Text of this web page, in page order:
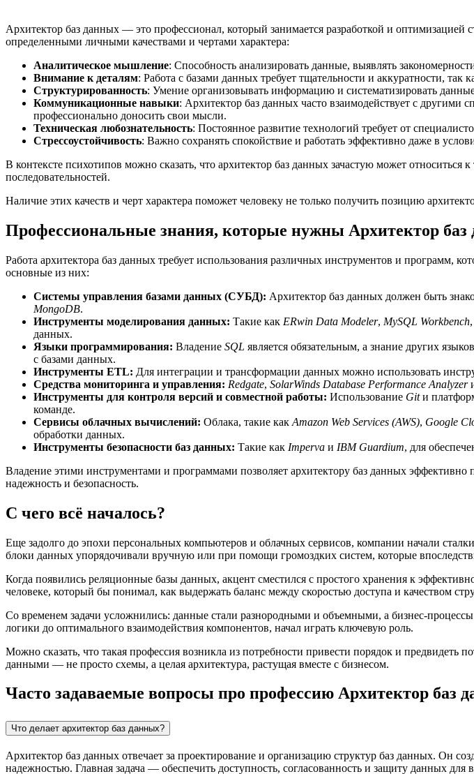
Архитектор баз данных — это профессионал, который занимается разработкой и
определенными личными качествами и чертами характера:
Аналитическое мышление: Способность анализировать данные, выявлять
Внимание к деталям: Работа с базами данных требует тщательности и аккуратности,
Структурированность: Умение организовывать информацию и систематизировать
Коммуникационные навыки: Архитектор баз данных часто взаимодействует с другими
профессионально доносить свои мысли.
Техническая любознательность: Постоянное развитие технологий требует от
Стрессоустойчивость: Важно сохранять спокойствие и работать эффективно даже в
В контексте психотипов можно сказать, что архитектор баз данных зачастую может относиться к
последовательностей.
Наличие этих качеств и черт характера поможет человеку не только получить позицию
Профессиональные знания, которые нужны Архитектор баз
Работа архитектора баз данных требует использования различных инструментов и
основные из них:
Системы управления базами данных (СУБД): Архитектор баз данных должен быть
MongoDB.
Инструменты моделирования данных: Такие как ERwin Data Modeler, MySQL Workbench,
данных.
Языки программирования: Владение SQL является обязательным, а знание других
с базами данных.
Инструменты ETL: Для интеграции и трансформации данных можно использовать
Средства мониторинга и управления: Redgate, SolarWinds Database Performance Analyzer
Инструменты для контроля версий и совместной работы: Использование Gitи
команде.
Сервисы облачных вычислений: Облака, такие как Amazon Web Services (AWS), Google
обработки данных.
Инструменты безопасности баз данных: Такие как Imperva и IBM Guardium, для
Владение этими инструментами и программами позволяет архитектору баз данных эффективно
надежность и безопасность.
С чего всё началось?
Еще задолго до эпохи персональных компьютеров и облачных сервисов, компании начали
блоки данных упорядочивали вручную или при помощи громоздких систем, которые
Когда появились реляционные базы данных, акцент сместился с простого хранения к
человеке, который бы понимал, как выдержать баланс между скоростью доступа и качеством
Со временем задачи усложнились: данные стали разнородными и объемными, а бизнес-
логики до оптимального взаимодействия компонентов, начал играть ключевую роль.
Можно сказать, что такая профессия возникла из потребности привести порядок и предвидеть
данными — не просто схемы, а целая архитектура, растущая вместе с бизнесом.
Часто задаваемые вопросы про профессию Архитектор баз
Что делает архитектор баз данных?
Архитектор баз данных отвечает за проектирование и организацию структур баз данных. Он
надежностью. Главная задача — обеспечить доступность, согласованность и защиту данных для